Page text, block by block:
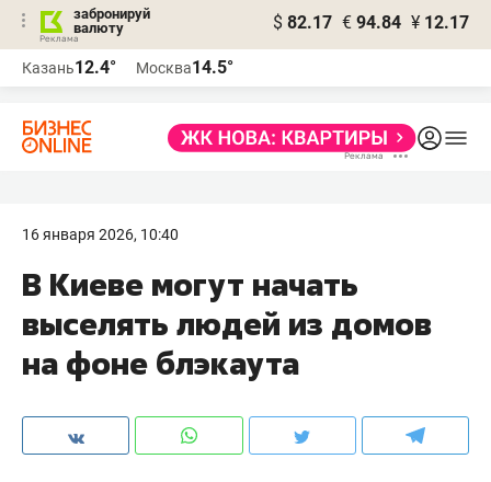
забронируй
валюту
$ 82.17 € 94.84 ¥ 12.17
Казань12.4° Москва14.5°
16 января 2026, 10:40
В Киеве могут начать
выселять людей из домов
на фоне блэкаута